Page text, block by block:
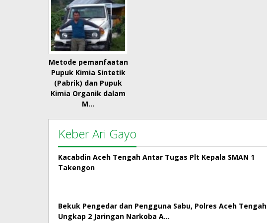
Metode pemanfaatan
Pupuk Kimia Sintetik
(Pabrik) dan Pupuk
Kimia Organik dalam
M…
Keber Ari Gayo
Kacabdin Aceh Tengah Antar Tugas Plt Kepala SMAN 1
Takengon
Bekuk Pengedar dan Pengguna Sabu, Polres Aceh Tengah
Ungkap 2 Jaringan Narkoba A…